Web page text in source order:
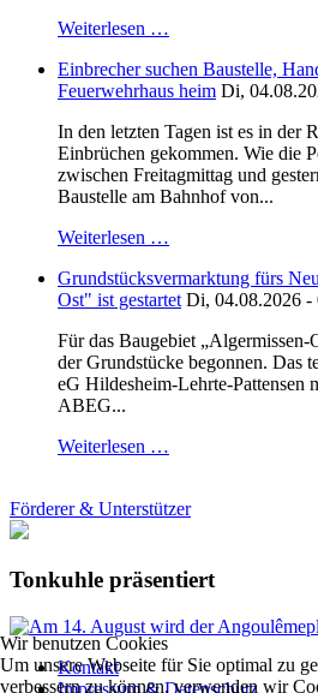
Weiterlesen …
Einbrecher suchen Baustelle,
Feuerwehrhaus heim Di,
In den letzten Tagen ist es in der
Einbrüchen gekommen. Wie die
zwischen Freitagmittag und
Baustelle am Bahnhof von...
Weiterlesen …
Grundstücksvermarktung fürs
Ost" ist gestartet Di, 04.08.2026 -
Für das Baugebiet „Algermissen-
der Grundstücke begonnen. Das
eG Hildesheim-Lehrte-Pattensen
ABEG...
Weiterlesen …
Förderer & Unterstützer
Tonkuhle präsentiert
Kontakt
Impressum & Datenschutz
Wir benutzen Cookies
Um unsere Webseite für Sie optimal zu
verbessern zu können, verwenden wir